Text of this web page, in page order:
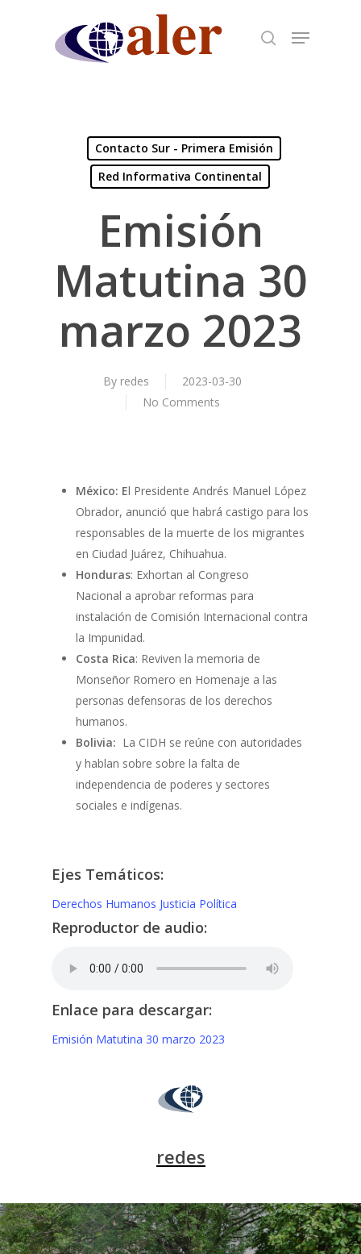
Contacto Sur - Primera Emisión
Red Informativa Continental
Emisión
Matutina 30
marzo 2023
By redes
2023-03-30
No Comments
México: El Presidente Andrés Manuel López
Obrador, anunció que habrá castigo para los
responsables de la muerte de los migrantes
en Ciudad Juárez, Chihuahua.
Honduras: Exhortan al Congreso
Nacional a aprobar reformas para
instalación de Comisión Internacional contra
la Impunidad.
Costa Rica: Reviven la memoria de
Monseñor Romero en Homenaje a las
personas defensoras de los derechos
humanos.
Bolivia: La CIDH se reúne con autoridades
y hablan sobre sobre la falta de
independencia de poderes y sectores
sociales e indígenas.
Ejes Temáticos:
Derechos Humanos Justicia Política
Reproductor de audio:
Enlace para descargar:
Emisión Matutina 30 marzo 2023
redes